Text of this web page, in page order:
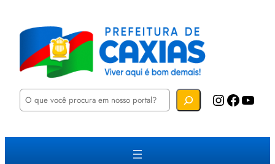
P
u
Instagram Facebook YouTube